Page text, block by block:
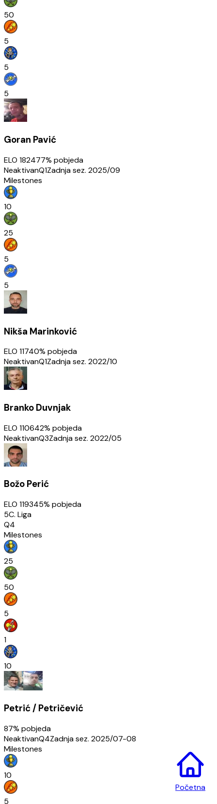
50
5
5
5
Goran Pavić
ELO 182477% pobjeda
NeaktivanQ1Zadnja sez. 2025/09
Milestones
10
25
5
5
Nikša Marinković
ELO 11740% pobjeda
NeaktivanQ1Zadnja sez. 2022/10
Branko Duvnjak
ELO 110642% pobjeda
NeaktivanQ3Zadnja sez. 2022/05
Božo Perić
ELO 119345% pobjeda
5C. Liga
Q4
Milestones
25
50
5
1
10
Petrić / Petričević
87% pobjeda
NeaktivanQ4Zadnja sez. 2025/07-08
Milestones
10
5
Početna